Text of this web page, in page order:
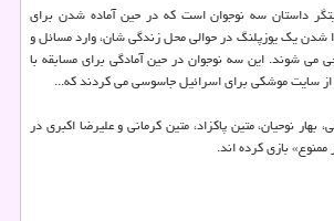
داستان سه نوجوان است که در حین آماده شدن برای
شدن یک یوزپلنگ در حوالی محل زندگی شان، وارد مسائل و
می شوند. این سه نوجوان در حین آمادگی برای مسابقه با
سایت موشکی برای اسرائیل جاسوسی می کردند که...
بهار نوحیان، متین پاکزاد، متین کرمانی و علیرضا اکبری در
ممنوع» بازی کرده اند.